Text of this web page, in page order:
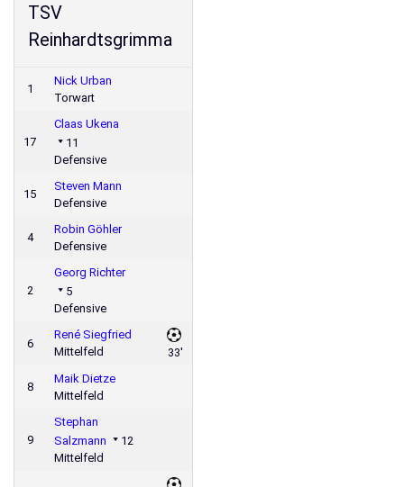
TSV
Reinhardtsgrimma
1
Nick Urban
Torwart
17
Claas Ukena
11
Defensive
15
Steven Mann
Defensive
4
Robin Göhler
Defensive
2
Georg Richter
5
Defensive
6
René Siegfried
Mittelfeld
33'
8
Maik Dietze
Mittelfeld
9
Stephan
Salzmann
12
Mittelfeld